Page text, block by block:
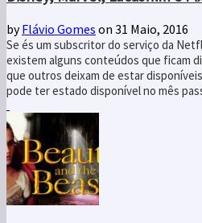
byFlávio Gomes on 31 Maio, 2016
Se és um subscritor do serviço da
existem alguns conteúdos que ficam
que outros deixam de estar
pode ter estado disponível no mês